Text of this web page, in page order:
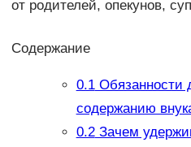
от родителей, опекунов,
Содержание
0.1Обязанности
содержанию
0.2Зачем